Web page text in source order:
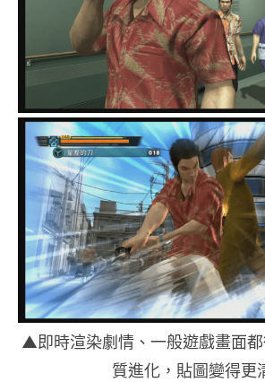
▲即時渲染劇情、一般遊戲畫面
質進化，貼圖變得更